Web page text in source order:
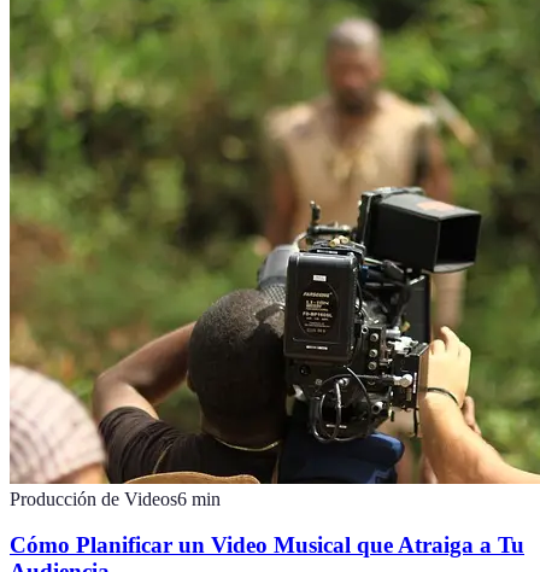
Producción de Videos6 min
Cómo Planificar un Video Musical que Atraiga a Tu